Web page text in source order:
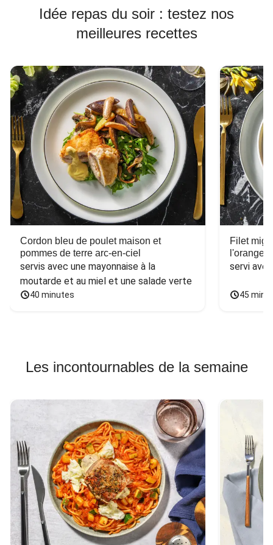
Idée repas du soir : testez nos
meilleures recettes
Cordon bleu de poulet maison et
pommes de terre arc-en-ciel
servis avec une mayonnaise à la
moutarde et au miel et une salade verte
40 minutes
Filet
l'orange
servi
45
Les incontournables de la semaine